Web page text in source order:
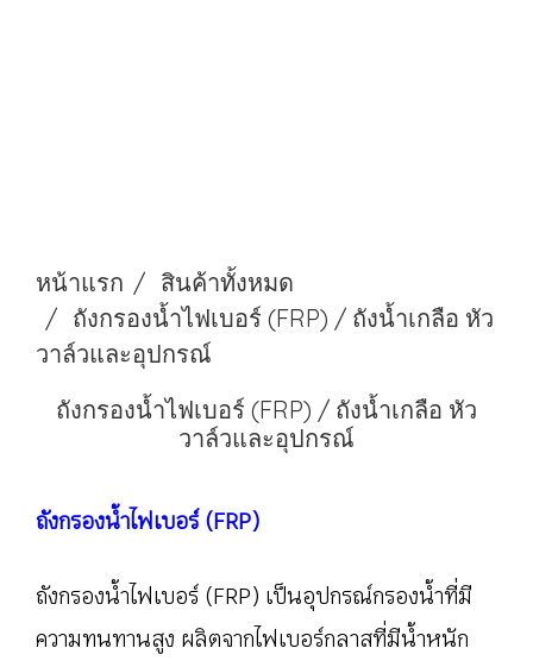
หน้าแรก
สินค้าทั้งหมด
ถังกรองน้ำไฟเบอร์ (FRP) / ถังน้ำเกลือ หัว
วาล์วและอุปกรณ์
ถังกรองน้ำไฟเบอร์ (FRP) / ถังน้ำเกลือ หัว
วาล์วและอุปกรณ์
ถังกรองน้ำไฟเบอร์ (FRP)
ถังกรองน้ำไฟเบอร์ (FRP) เป็นอุปกรณ์กรองน้ำที่มี
ความทนทานสูง ผลิตจากไฟเบอร์กลาสที่มีน้ำหนัก